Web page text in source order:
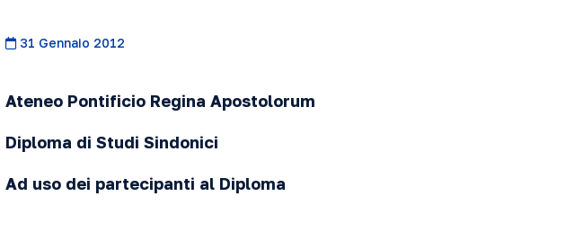
31 Gennaio 2012
Ateneo Pontificio Regina Apostolorum
Diploma di Studi Sindonici
Ad uso dei partecipanti al Diploma